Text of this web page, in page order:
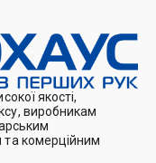
якості,
виробникам
комерційним